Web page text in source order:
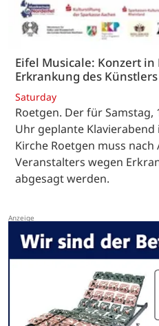
Eifel Musicale: Konzert
Erkrankung des
Saturday
Roetgen. Der für Samstag,
Uhr geplante
Kirche Roetgen muss nach
Veranstalters wegen
abgesagt werden.